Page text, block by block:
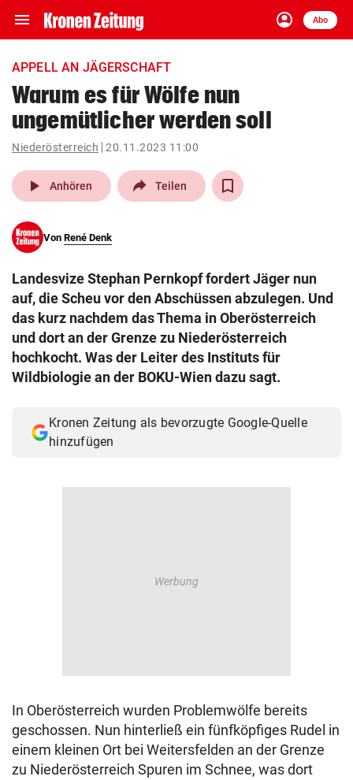
menu Navigation
ein-/ausklappen
account_circle
Anmelden
Abo
close Schließen
account_circle Anmelden
arrow_right
pin_drop
Wien arrow_right
search
eingeben
Muthgasse 2, 1190 Wien
APPELL AN JÄGERSCHAFT
Warum es für Wölfe nun
ungemütlicher werden soll
Niederösterreich 20.11.2023 11:00
play_arrow Anhören Teilen
Von René Denk
Landesvize Stephan Pernkopf fordert Jäger nun
auf, die Scheu vor den Abschüssen abzulegen. Und
das kurz nachdem das Thema in Oberösterreich
und dort an der Grenze zu Niederösterreich
hochkocht. Was der Leiter des Instituts für
Wildbiologie an der BOKU-Wien dazu sagt.
Kronen Zeitung als bevorzugte Google-Quelle
hinzufügen
In Oberösterreich wurden Problemwölfe bereits
geschossen. Nun hinterließ ein fünfköpfiges Rudel in
einem kleinen Ort bei Weitersfelden an der Grenze
zu Niederösterreich Spuren im Schnee, was dort